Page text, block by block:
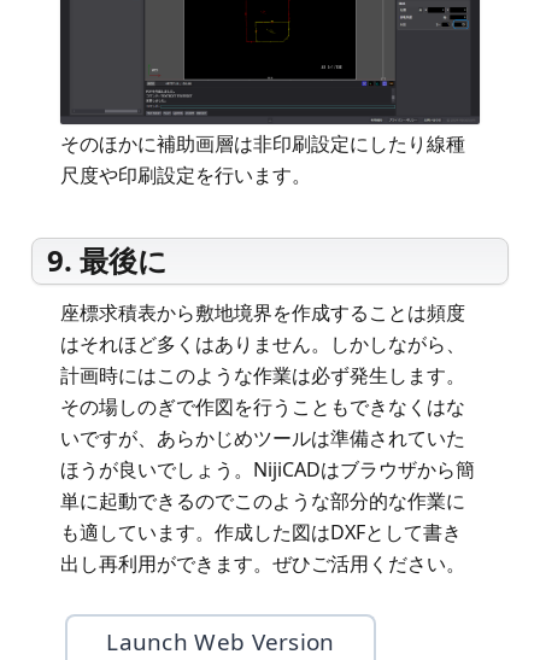
そのほかに補助画層は非印刷設定にしたり線種
尺度や印刷設定を行います。
9. 最後に
座標求積表から敷地境界を作成することは頻度
はそれほど多くはありません。しかしながら、
計画時にはこのような作業は必ず発生します。
その場しのぎで作図を行うこともできなくはな
いですが、あらかじめツールは準備されていた
ほうが良いでしょう。NijiCADはブラウザから簡
単に起動できるのでこのような部分的な作業に
も適しています。作成した図はDXFとして書き
出し再利用ができます。ぜひご活用ください。
Launch Web Version